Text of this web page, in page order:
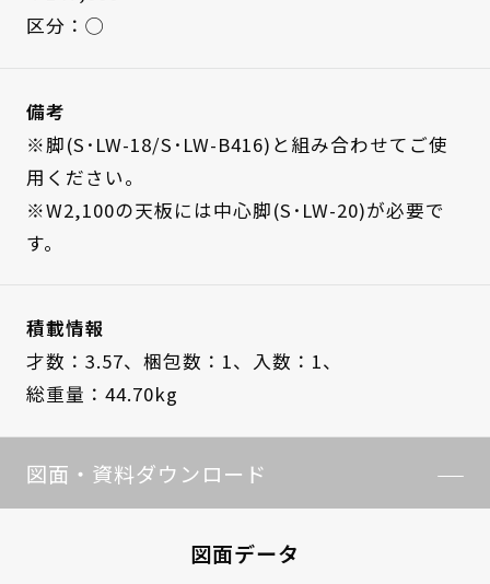
区分：◯
備考
※脚(S･LW-18/S･LW-B416)と組み合わせてご使
用ください。
※W2,100の天板には中心脚(S･LW-20)が必要で
す。
積載情報
才数：3.57、 梱包数：1、 入数：1、
総重量：44.70kg
図面・資料ダウンロード
図面データ